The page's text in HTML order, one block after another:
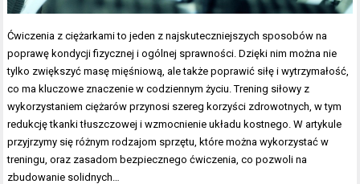
Ćwiczenia z ciężarkami to jeden z najskuteczniejszych sposobów na
poprawę kondycji fizycznej i ogólnej sprawności. Dzięki nim można nie
tylko zwiększyć masę mięśniową, ale także poprawić siłę i wytrzymałość,
co ma kluczowe znaczenie w codziennym życiu. Trening siłowy z
wykorzystaniem ciężarów przynosi szereg korzyści zdrowotnych, w tym
redukcję tkanki tłuszczowej i wzmocnienie układu kostnego. W artykule
przyjrzymy się różnym rodzajom sprzętu, które można wykorzystać w
treningu, oraz zasadom bezpiecznego ćwiczenia, co pozwoli na
zbudowanie solidnych…